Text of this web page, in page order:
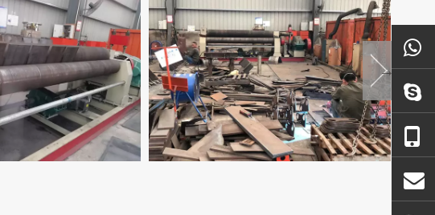
تزوير الذهب
+86 - 18450210854